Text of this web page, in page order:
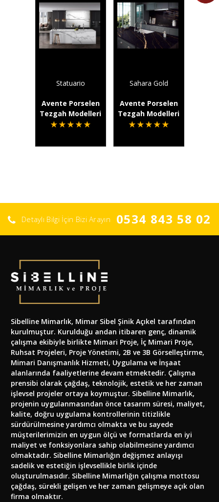
Statuario
Avente Porselen
Tezgah Modelleri
★ ★ ★ ★ ★
Sahara Gold
Avente Porselen
Tezgah Modelleri
★ ★ ★ ★ ★
Detaylı Bilgi İçin Bizi Arayın 0534 843 58 02
Sibelline Mimarlık, Mimar Sibel Şinik Açıkel tarafından
kurulmuştur. Kurulduğu andan itibaren genç, dinamik
çalışma ekibiyle birlikte Mimari Proje, İç Mimari Proje,
Ruhsat Projeleri, Proje Yönetimi, 2B ve 3B Görselleştirme,
Mimari Danışmanlık Hizmeti, Uygulama ve İnşaat
alanlarında faaliyetlerine devam etmektedir. Çalışma
prensibi olarak çağdaş, teknolojik, estetik ve her zaman
işlevsel projeler ortaya koymuştur. Sibelline Mimarlık,
projenin uygulanmasından önce tasarım süresi, maliyet,
kalite, doğru uygulama kontrollerinin titizlikle
sürdürülmesine yardımcı olmakta ve bu sayede
müşterilerimizin en uygun ölçü ve formatlarda en iyi
maliyet ve fonksiyonlara sahip olabilmesine yardımcı
olmaktadır. Sibelline Mimarlığın değişmez anlayışı
sadelik ve estetiğin işlevsellikle birlik içinde
oluşturulmasıdır. Sibelline Mimarlığın çalışma mottosu
çağdaş, sürekli gelişen ve her zaman gelişmeye açık olan
firma olmaktır.